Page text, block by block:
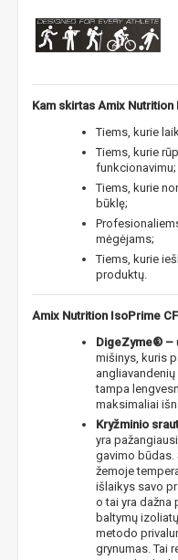
Kam skirtas Amix
Tiems, kurie
Tiems, kurie
funkcionavimu;
Tiems, kurie
būklę;
mėgėjams;
Tiems, kurie
produktų.
Amix Nutrition IsoPrime
DigeZyme® –
mišinys, kuris
tampa
maksimaliai
Kryžminio
yra
gavimo būdas.
žemoje
išlaikys savo
o tai yra dažna
baltymų
metodo
grynumas. Tai
NUOLAIDA
-10%* nuolaidos
prekių) bei nepraleisk
Prenumeruok mūsų
* Nuolaida taikoma
powders, Maxxwin, Power
nuolaidos nesumuojamos.